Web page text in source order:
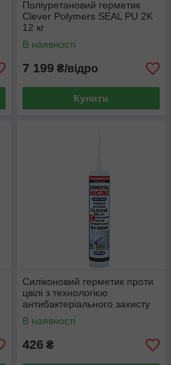
Поліуретановий герметик
Clever Polymers SEAL PU 2K
12 кг
В наявності
7 199 ₴/відро
Купити
Силіконовий герметик проти
цвілі з технологією
антибактеріального захисту
DOMOSIL-MICRO 280мл
В наявності
426 ₴